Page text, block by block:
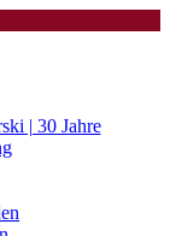
| 30 Jahre